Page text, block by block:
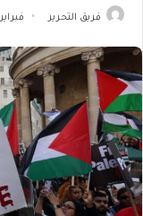
فريق التحرير فبراير 22, 2024